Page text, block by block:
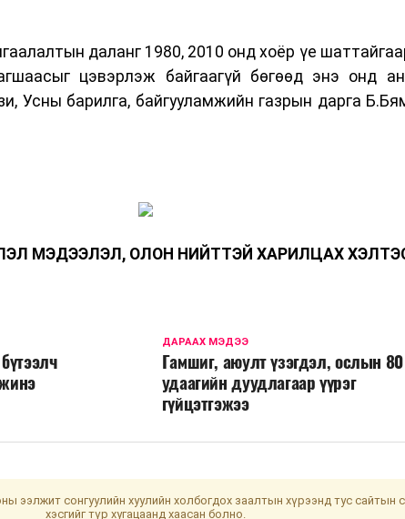
даланг 1980, 2010 онд хоёр үе
цэвэрлэж байгаагүй бөгөөд энэ онд
Усны барилга, байгууламжийн газрын дарга
МЭДЭЭЛЭЛ, ОЛОН НИЙТТЭЙ ХАРИЛЦАХ
ДАРААХ МЭДЭЭ
Гамшиг, аюулт үзэгдэл, ослын 80
удаагийн дуудлагаар үүрэг
гүйцэтгэжээ
ээлжит сонгуулийн хуулийн холбогдох заалтын хүрээнд тус сайтын
хэсгийг түр хугацаанд хаасан болно.